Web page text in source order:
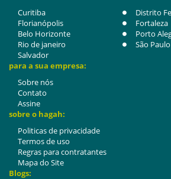
Curitiba
Distrito
Florianópolis
Fortaleza
Belo Horizonte
Porto
Rio de janeiro
São Paulo
Salvador
para a sua empresa:
Sobre nós
Contato
Assine
sobre o hagah:
Politicas de privacidade
Termos de uso
Regras para contratantes
Mapa do Site
Blogs: